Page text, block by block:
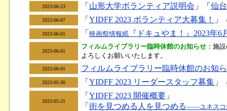
2023-06-23 「 山形大学ボランティア説明会 」「 仙
2023-06-07 「 YIDFF 2023 ボランティア大募集！ 」
2023-06-01 「 映画祭情報紙『ドキュやま！』2023年6
2023-06-01
フィルムライブラリー臨時休館のお知らせ： 施
よろしくお願いいたします。
2023-06-01 フィルムライブラリー臨時休館のお知
2023-05-30 「 YIDFF 2023 リーダースタッフ募集」
2023-05-21
「 YIDFF 2023 開催概要」
「 街を見つめる人を見つめる――ユネスコ